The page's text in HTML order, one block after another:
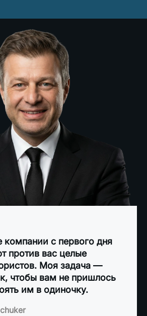
компании с первого дня
против вас целые
Моя задача —
чтобы вам не пришлось
им в одиночку.